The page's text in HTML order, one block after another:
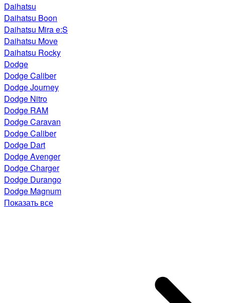
Daihatsu
Daihatsu Boon
Daihatsu Mira e:S
Daihatsu Move
Daihatsu Rocky
Dodge
Dodge Caliber
Dodge Journey
Dodge Nitro
Dodge RAM
Dodge Caravan
Dodge Caliber
Dodge Dart
Dodge Avenger
Dodge Charger
Dodge Durango
Dodge Magnum
Показать все